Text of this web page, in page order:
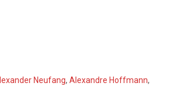
Neufang, Alexandre Hoffmann,